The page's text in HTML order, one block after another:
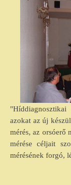
azokat az új
mérés, az orsóerő
mérése céljait
mérésének forgó,